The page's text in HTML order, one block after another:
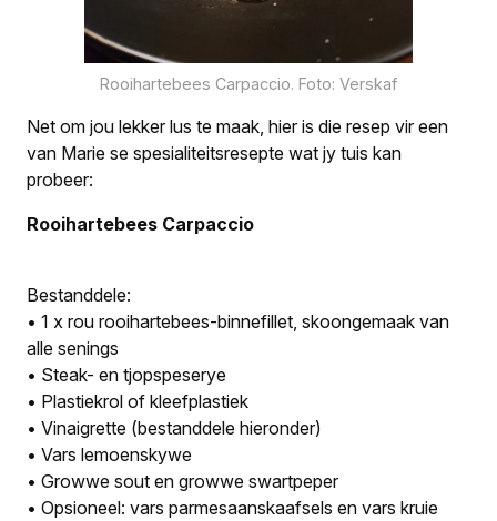
Rooihartebees Carpaccio. Foto: Verskaf
Net om jou lekker lus te maak, hier is die resep vir een
van Marie se spesialiteitsresepte wat jy tuis kan
probeer:
Rooihartebees Carpaccio
Bestanddele:
• 1 x rou rooihartebees-binnefillet, skoongemaak van
alle senings
• Steak- en tjopspeserye
• Plastiekrol of kleefplastiek
• Vinaigrette (bestanddele hieronder)
• Vars lemoenskywe
• Growwe sout en growwe swartpeper
• Opsioneel: vars parmesaanskaafsels en vars kruie